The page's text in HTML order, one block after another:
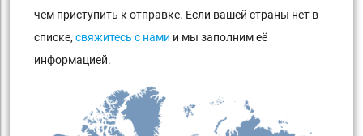
чем приступить к отправке. Если вашей страны нет в
списке,свяжитесь с нами и мы заполним её
информацией.